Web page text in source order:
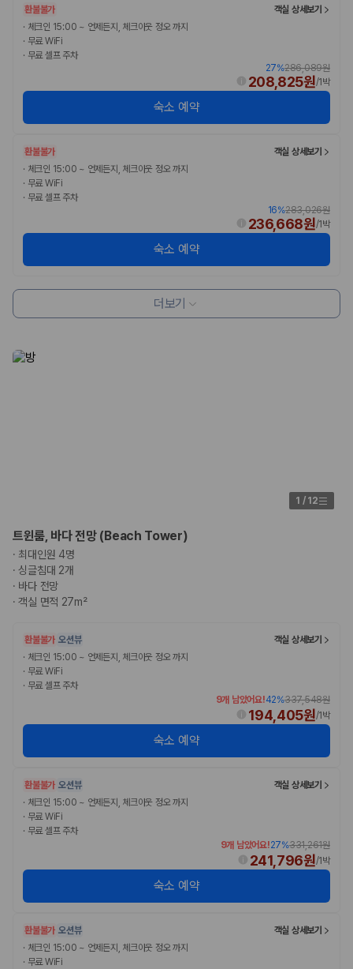
가 가장 먼저 비교하는 차종입니다.
준중형·중형차
커플·친구 여행에서 많이 선택되며 가격과 승차감의 균형이 좋은 차
종입니다.
가족 여행, 짐이 많은 여행, 장거리 이동에 적합하며 보험 조건과 차
량 연식을 함께 비교하는 것이 좋습니다.
승합차·대형차
험 조건을 함께 확인해야 합니다.
제주렌트카 보험까지 비교해야 진짜 가격비교입
니다
동일한 차량이라도 보험 조건에 따라 실제 부담 금액이 달라질 수 있습니
다. 카모아는 제주 렌트카 가격뿐 아니라 일반자차, 완전자차, 슈퍼자차 조
사고 발생 시 일정 금액의 면책금이 발생할 수 있습니다.
완전자차:보상 한도 내에서 면책금 부담이 줄어드는 보험 조건입니
67,123대
전국 렌트카 지점
1,829 개
제주렌트카 가격비교 자주 묻는 질문
Q. 제주렌트카 가격비교는 카모아에서 어떻게 하나요?
A. 대여일, 반납일, 인수 지역을 선택하면 제주도 렌트카 업체별 가격, 차종,
보험 조건, 예약 가능 차량을 한 번에 비교할 수 있습니다.
Q. 제주 렌트카 최저가는 무엇을 기준으로 비교해야 하나요?
Q. 제주공항 근처 렌트카도 비교할 수 있나요?
Q. 제주 렌트카 가격비교 시 보험도 함께 비교할 수 있나요?
Q. 가족 여행에는 어떤 제주 렌트카를 비교해야 하나요?
제주렌트카 가격비교 주요 링크
제주도 렌트카 실시간 최저가 가격비교
제주 렌트카 예약
국내 렌트카 가격비교
해외 렌트카 가격비교
환불불가
객실 상세보기
· 체크인 15:00 ~ 언제든지, 체크아웃 정오 까지
· 무료 WiFi
· 무료 셀프 주차
27%286,089원
208,825원/1박
숙소 예약
환불불가
객실 상세보기
· 체크인 15:00 ~ 언제든지, 체크아웃 정오 까지
· 무료 WiFi
· 무료 셀프 주차
16%283,026원
236,668원/1박
숙소 예약
더보기
1 / 12
트윈룸, 바다 전망 (Beach Tower)
· 최대인원 4명
·싱글침대 2개
· 바다 전망
·객실 면적 27m²
환불불가 오션뷰
객실 상세보기
· 체크인 15:00 ~ 언제든지, 체크아웃 정오 까지
· 무료 WiFi
· 무료 셀프 주차
9개 남았어요!42%337,548원
194,405원/1박
숙소 예약
환불불가 오션뷰
객실 상세보기
· 체크인 15:00 ~ 언제든지, 체크아웃 정오 까지
· 무료 WiFi
· 무료 셀프 주차
9개 남았어요!27%331,261원
241,796원/1박
숙소 예약
환불불가 오션뷰
객실 상세보기
· 체크인 15:00 ~ 언제든지, 체크아웃 정오 까지
· 무료 WiFi